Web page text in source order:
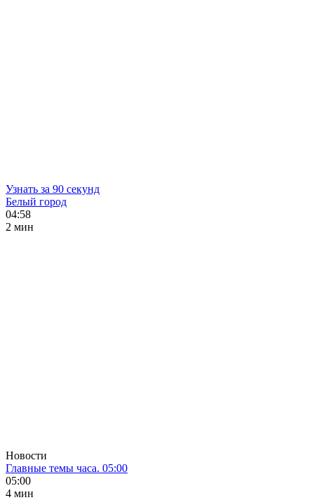
Узнать за 90 секунд
Белый город
04:58
2 мин
Новости
Главные темы часа. 05:00
05:00
4 мин